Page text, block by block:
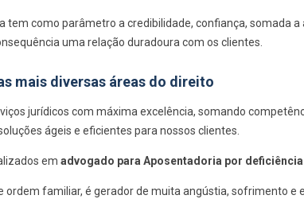
tem como parâmetro a credibilidade, confiança, somada
uma relação duradoura com os clientes.
mais diversas áreas do direito
jurídicos com máxima excelência, somando
ágeis e eficientes para nossos clientes.
em advogado para Aposentadoria por
ordem familiar, é gerador de muita angústia, sofrimento e